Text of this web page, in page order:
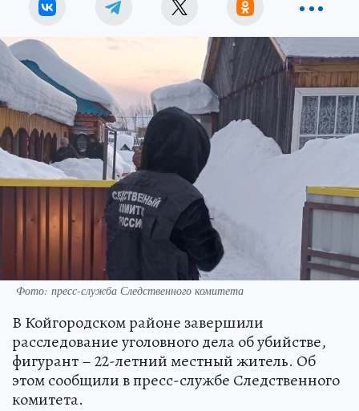
Фото: пресс-служба Следственного комитета
В Койгородском районе завершили
расследование уголовного дела об убийстве,
фигурант – 22-летний местный житель. Об
этом сообщили в пресс-службе Следственного
комитета.